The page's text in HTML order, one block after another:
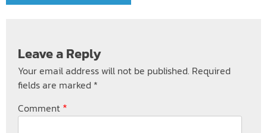
Leave a Reply
Your email address will not be published. Required
fields are marked *
Comment *